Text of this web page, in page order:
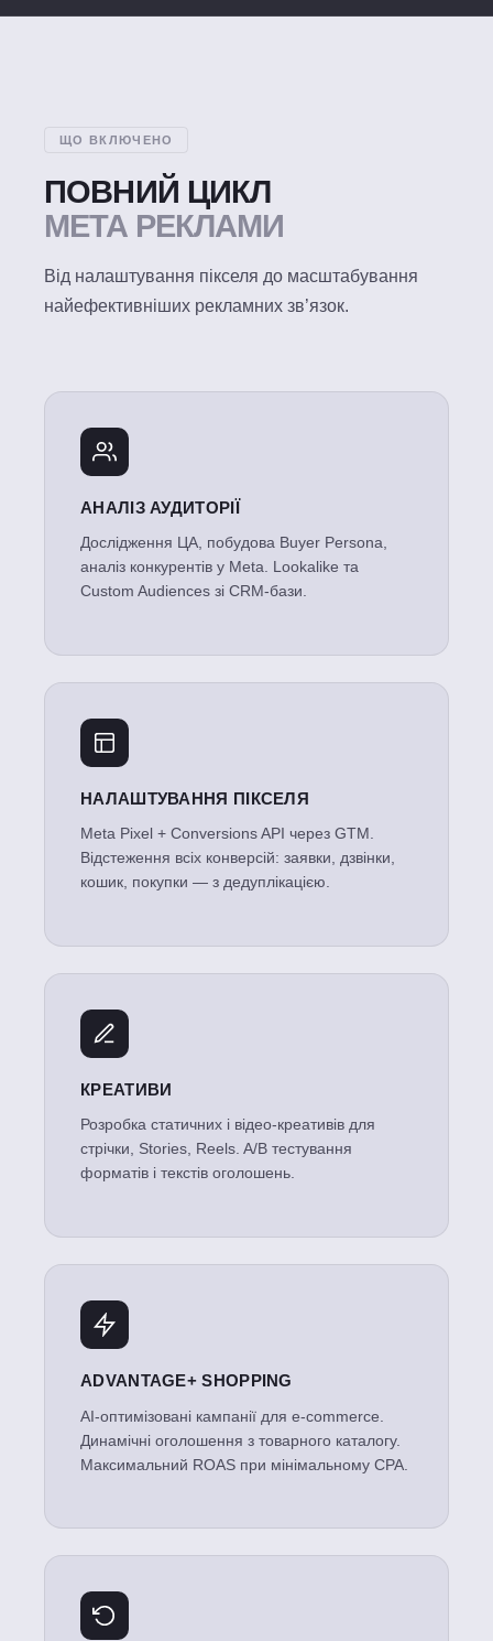
ЩО ВКЛЮЧЕНО
ПОВНИЙ ЦИКЛ
META РЕКЛАМИ
Від налаштування пікселя до масштабування
найефективніших рекламних зв’язок.
АНАЛІЗ АУДИТОРІЇ
Дослідження ЦА, побудова Buyer Persona,
аналіз конкурентів у Meta. Lookalike та
Custom Audiences зі CRM-бази.
НАЛАШТУВАННЯ ПІКСЕЛЯ
Meta Pixel + Conversions API через GTM.
Відстеження всіх конверсій: заявки, дзвінки,
кошик, покупки — з дедуплікацією.
КРЕАТИВИ
Розробка статичних і відео-креативів для
стрічки, Stories, Reels. A/B тестування
форматів і текстів оголошень.
ADVANTAGE+ SHOPPING
AI-оптимізовані кампанії для e-commerce.
Динамічні оголошення з товарного каталогу.
Максимальний ROAS при мінімальному CPA.